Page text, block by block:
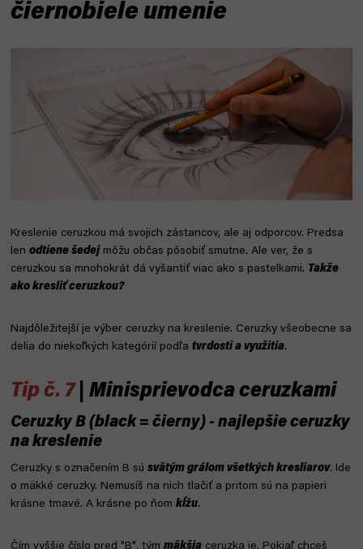
čiernobiele umenie
Kreslenie ceruzkou má svojich zástancov, ale aj odporcov. Predsa
len odtiene šedej môžu občas pôsobiť smutne. Ale ver, že s
ceruzkou sa mnohokrát dá vyšantiť viac ako s pastelkami. Takže
ako kresliť ceruzkou?
Najdôležitejší je výber ceruzky na kreslenie. Ceruzky všeobecne sa
delia do niekoľkých kategórií podľa tvrdosti a využitia.
Tip č. 7| Minisprievodca ceruzkami
Ceruzky B (black = čierny) - najlepšie ceruzky
na kreslenie
Ceruzky s označením B sú svätým grálom všetkých kresliarov. Ide
o mäkké ceruzky. Nemusíš na nich tlačiť a pritom sú na papieri
krásne tmavé. A krásne po ňom kĺžu.
Čím vyššie číslo pred "B", tým mäkšia ceruzka je. Pokiaľ chceš